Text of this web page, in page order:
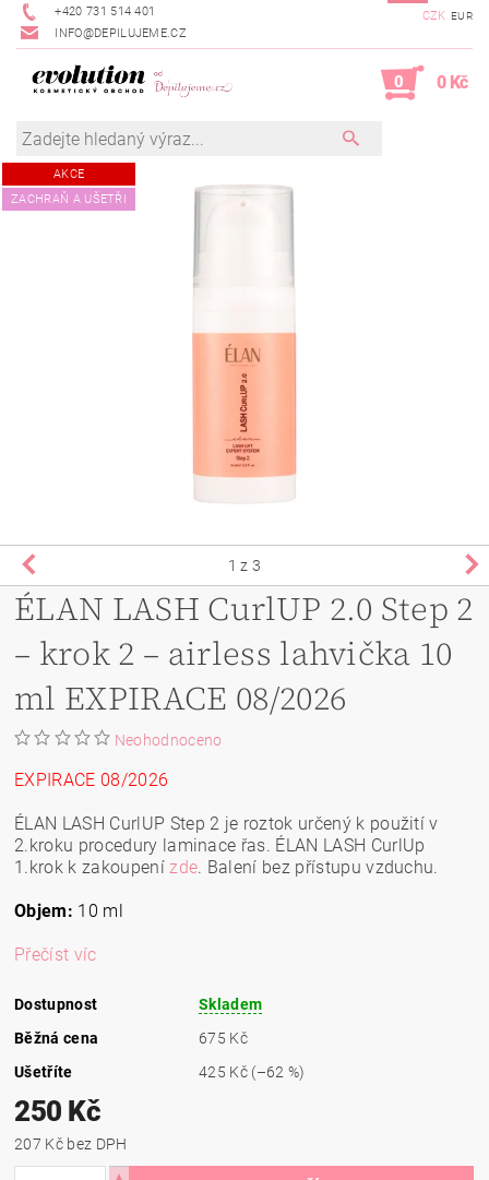
+420 731 514 401
INFO@DEPILUJEME.CZ
CZK EUR
0 0 Kč
AKCE
ZACHRAŇ A UŠETŘI
1 z 3
ÉLAN LASH CurlUP 2.0 Step 2
– krok 2 – airless lahvička 10
ml EXPIRACE 08/2026
Neohodnoceno
EXPIRACE 08/2026
ÉLAN LASH CurlUP Step 2 je roztok určený k použití v
2.kroku procedury laminace řas. ÉLAN LASH CurlUp
1.krok k zakoupení zde. Balení bez přístupu vzduchu.
Objem: 10 ml
Přečíst víc
Dostupnost
Skladem
Běžná cena
675 Kč
Ušetříte
425 Kč (–62 %)
250 Kč
207 Kč bez DPH